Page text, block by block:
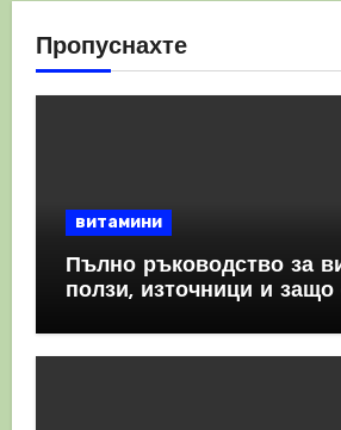
Пропуснахте
витамини
Пълно ръководство за
ползи, източници и защо